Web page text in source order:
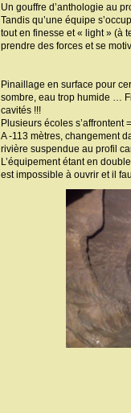
Un gouffre d’anthologie au
Tandis qu’une équipe
tout en finesse et « light » (à
prendre des forces et se
Pinaillage en surface pour
sombre, eau trop humide …
cavités !!!
Plusieurs écoles s’affrontent
A -113 mètres, changement
rivière suspendue au profil
L’équipement étant en
est impossible à ouvrir et il